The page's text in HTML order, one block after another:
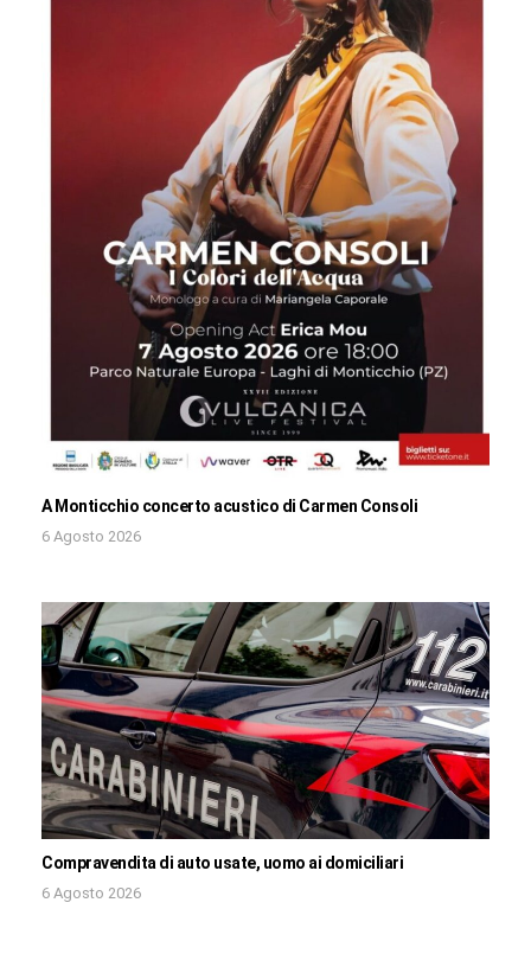
A Monticchio concerto acustico di Carmen Consoli
6 Agosto 2026
Compravendita di auto usate, uomo ai domiciliari
6 Agosto 2026